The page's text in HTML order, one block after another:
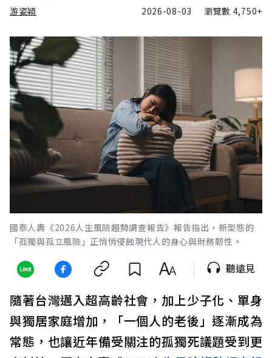
游姿穎 2026-08-03 瀏覽數 4,750+
國泰人壽《2026人生風險趨勢調查報告》報告指出，新型態的
「孤獨與孤立風險」正悄悄侵蝕現代人的身心與財務韌性。
聽遠見
隨著台灣邁入超高齡社會，加上少子化、單身
與獨居家庭增加，「一個人的老後」逐漸成為
常態，也讓近年備受關注的孤獨死議題受到更